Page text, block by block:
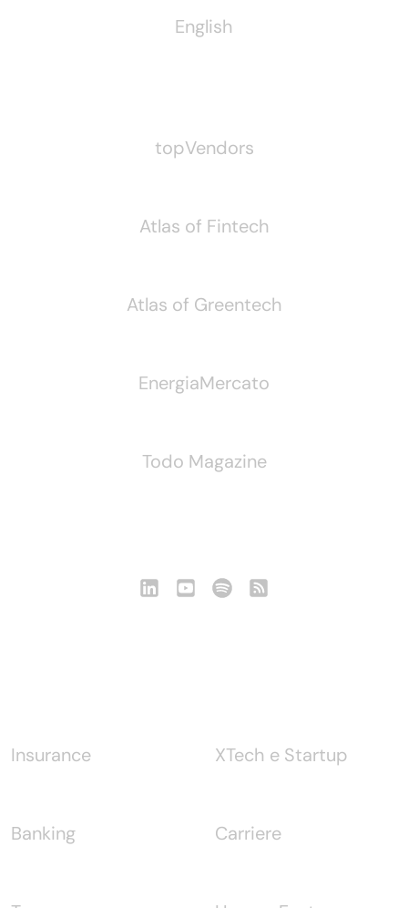
English
topVendors
Atlas of Fintech
Atlas of Greentech
EnergiaMercato
Todo Magazine
Insurance
Banking
XTech e Startup
Carriere